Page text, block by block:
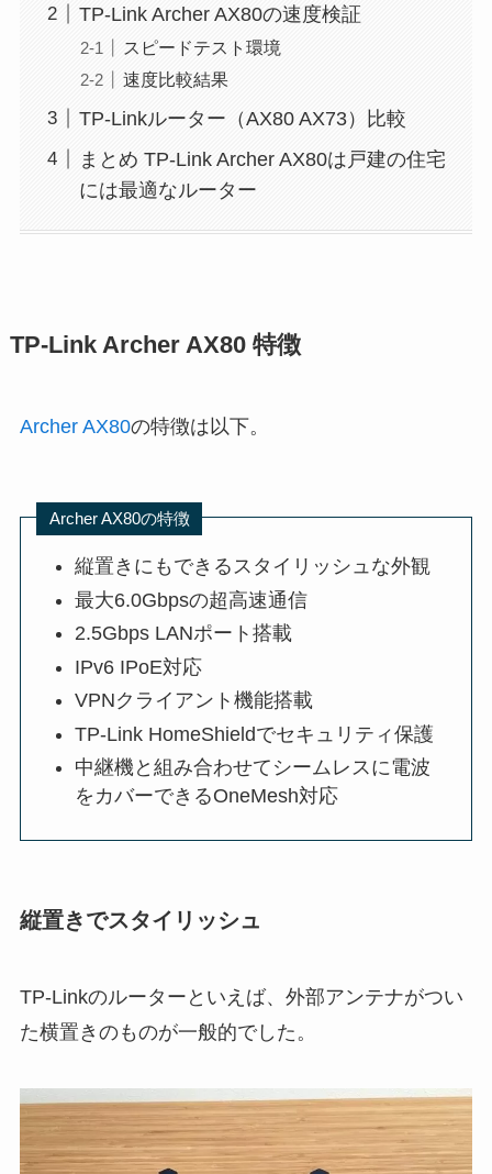
TP-Link Archer AX80の速度検証
スピードテスト環境
速度比較結果
TP-Linkルーター（AX80 AX73）比較
まとめ TP-Link Archer AX80は戸建の住宅
には最適なルーター
TP-Link Archer AX80 特徴
Archer AX80の特徴は以下。
Archer AX80の特徴
縦置きにもできるスタイリッシュな外観
最大6.0Gbpsの超高速通信
2.5Gbps LANポート搭載
IPv6 IPoE対応
VPNクライアント機能搭載
TP-Link HomeShieldでセキュリティ保護
中継機と組み合わせてシームレスに電波
をカバーできるOneMesh対応
縦置きでスタイリッシュ
TP-Linkのルーターといえば、外部アンテナがつい
た横置きのものが一般的でした。